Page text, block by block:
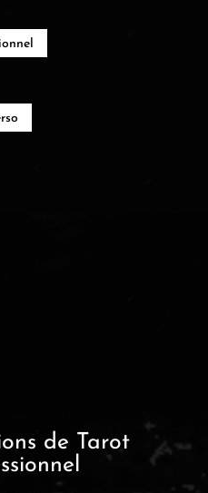
de Tarot